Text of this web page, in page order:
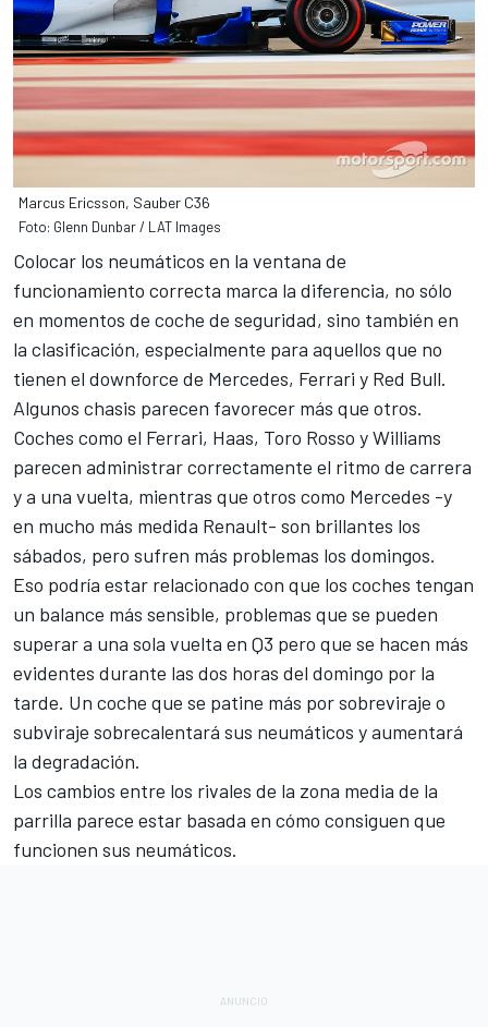
Marcus Ericsson, Sauber C36
Foto: Glenn Dunbar / LAT Images
Colocar los neumáticos en la ventana de
funcionamiento correcta marca la diferencia, no sólo
en momentos de coche de seguridad, sino también en
la clasificación, especialmente para aquellos que no
tienen el downforce de Mercedes, Ferrari y Red Bull.
Algunos chasis parecen favorecer más que otros.
Coches como el Ferrari, Haas, Toro Rosso y Williams
parecen administrar correctamente el ritmo de carrera
y a una vuelta, mientras que otros como Mercedes -y
en mucho más medida Renault- son brillantes los
sábados, pero sufren más problemas los domingos.
Eso podría estar relacionado con que los coches tengan
un balance más sensible, problemas que se pueden
superar a una sola vuelta en Q3 pero que se hacen más
evidentes durante las dos horas del domingo por la
tarde. Un coche que se patine más por sobreviraje o
subviraje sobrecalentará sus neumáticos y aumentará
la degradación.
Los cambios entre los rivales de la zona media de la
parrilla parece estar basada en cómo consiguen que
funcionen sus neumáticos.